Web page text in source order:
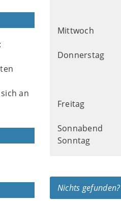
an
Mittwoch
Donnerstag
Freitag
Sonnabend
Sonntag
Nichts gefunden?